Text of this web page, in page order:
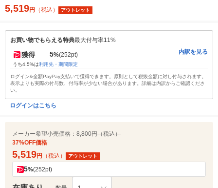
5,519円 （税込） アウトレット
お買い物でもらえる特典最大付与率11%
獲得 5%(252pt)
うち4.5%は利用先・期間限定
内訳を見る
ログイン&全額PayPay支払いで獲得できます。原則として税抜金額に対し付与されます。
表示よりも実際の付与数、付与率が少ない場合があります。詳細は内訳からご確認くださ
い。
ログインはこちら
メーカー希望小売価格： 8,800円（税込）
37%OFF価格
5,519円 （税込） アウトレット
5%(252pt)